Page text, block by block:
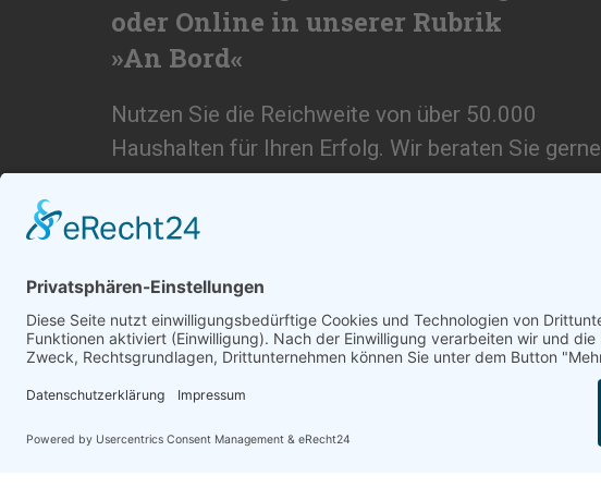
oder Online in unserer Rubrik
»An Bord«
Nutzen Sie die Reichweite von über 50.000
Haushalten für Ihren Erfolg. Wir beraten Sie gerne
und erstellen ihnen ein individuelles Angebot.
SCHREIBEN SIE UNS
© 2026medienzentrum-stade.de